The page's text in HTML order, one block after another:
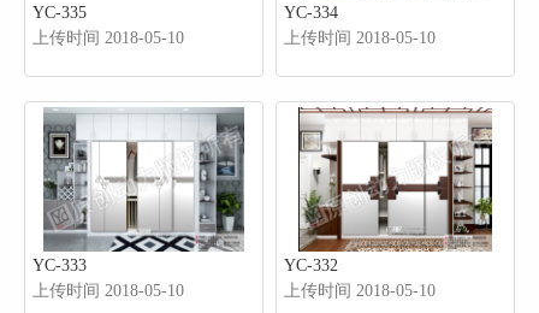
YC-335
上传时间 2018-05-10
YC-334
上传时间 2018-05-10
YC-333
上传时间 2018-05-10
YC-332
上传时间 2018-05-10